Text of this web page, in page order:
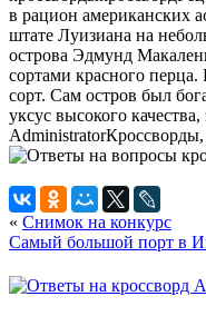
в рацион американских
штате Луизиана на
острова Эдмунд
сортами красного
сорт. Сам остров был
уксус высокого качества,
Administrator
« Снимок на конкурс
Самый большой порт в